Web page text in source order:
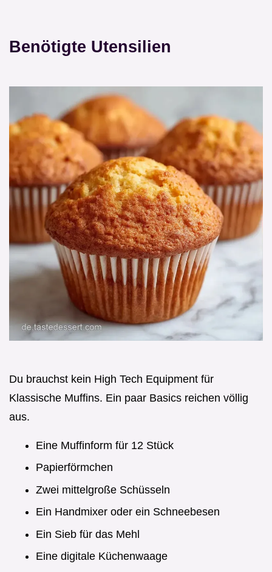
Benötigte Utensilien
Du brauchst kein High Tech Equipment für
Klassische Muffins. Ein paar Basics reichen völlig
aus.
Eine Muffinform für 12 Stück
Papierförmchen
Zwei mittelgroße Schüsseln
Ein Handmixer oder ein Schneebesen
Ein Sieb für das Mehl
Eine digitale Küchenwaage